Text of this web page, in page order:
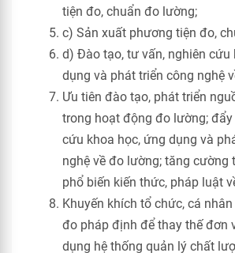
tiện đo, chuẩn đo lường;
c) Sản xuất phương tiện đo,
d) Đào tạo, tư vấn, nghiên cứu
dụng và phát triển công nghệ
Ưu tiên đào tạo, phát triển
trong hoạt động đo lường;
cứu khoa học, ứng dụng và
nghệ về đo lường; tăng cường
phổ biến kiến thức, pháp luật
Khuyến khích tổ chức, cá
đo pháp định để thay thế đơn
dụng hệ thống quản lý chất